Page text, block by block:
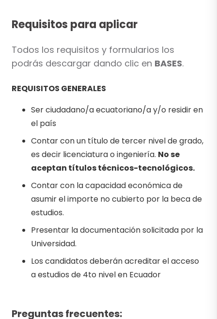
Requisitos para aplicar
Todos los requisitos y formularios los
podrás descargar dando clic en BASES.
REQUISITOS GENERALES
Ser ciudadano/a ecuatoriano/a y/o residir en
el país
Contar con un título de tercer nivel de grado,
es decir licenciatura o ingeniería. No se
aceptan títulos técnicos-tecnológicos.
Contar con la capacidad económica de
asumir el importe no cubierto por la beca de
estudios.
Presentar la documentación solicitada por la
Universidad.
Los candidatos deberán acreditar el acceso
a estudios de 4to nivel en Ecuador
Preguntas frecuentes: